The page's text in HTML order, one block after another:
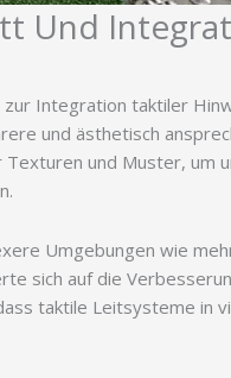
Und
Integration taktiler
und ästhetisch
und Muster, um
Umgebungen wie
sich auf die
taktile Leitsysteme in